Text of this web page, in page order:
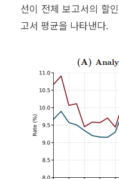
선이 전체 보고서의 할
고서 평균을 나타낸다.